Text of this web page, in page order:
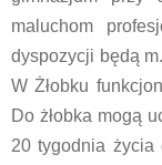
maluchom
dyspozycji będą
W Żłobku
Do żłobka mogą
20 tygodnia życia